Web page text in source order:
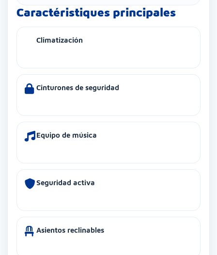
Caractéristiques principales
Climatización
Cinturones de seguridad
Equipo de música
Seguridad activa
Asientos reclinables